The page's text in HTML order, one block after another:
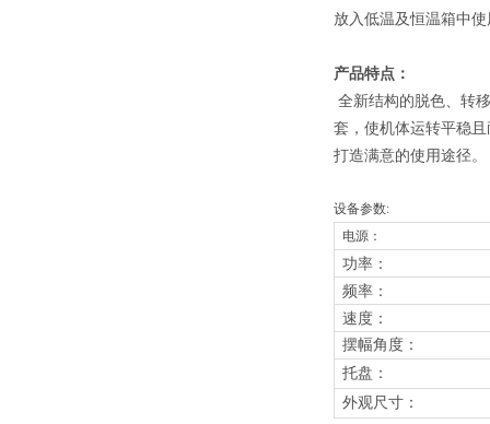
放入低温及恒温箱中使
产品特点：
全新结构的脱色、转
套，使机体运转平稳
打造满意的使用途径。
设备参数:
电源：
功率：
频率：
速度：
摆幅角度 ：
托盘：
外观尺寸：